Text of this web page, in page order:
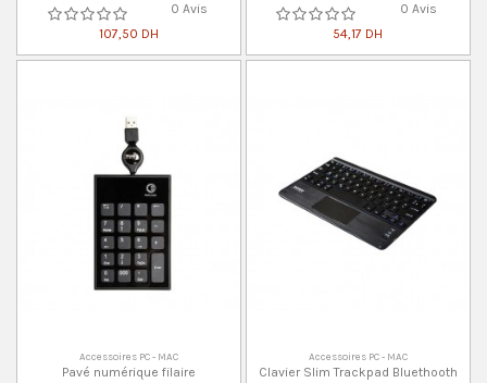
0 Avis
107,50 DH
0 Avis
54,17 DH
Accessoires PC - MAC
Pavé numérique filaire
Accessoires PC - MAC
Clavier Slim Trackpad Bluethooth